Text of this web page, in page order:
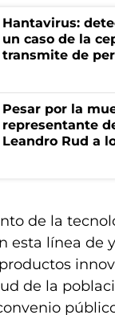
Hantavirus:
un caso de la
transmite de
Pesar por la
representante
Leandro Rud a
de la
esta línea de
de la